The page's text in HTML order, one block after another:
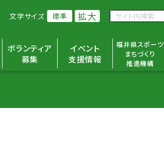
文字サイズ 標準 拡大
ボランティア
募集
イベント
支援情報
福井県スポーツ
まちづくり
推進機構